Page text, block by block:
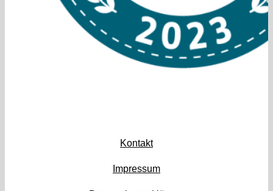
Kontakt
Impressum